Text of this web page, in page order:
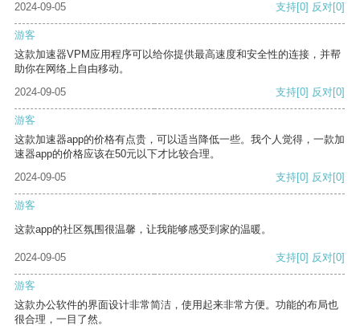
2024-09-05
支持[0] 反对[0]
游客
这款加速器VPM应用程序可以给你提供最高速度和安全性的连接，并帮
助你在网络上自由移动。
2024-09-05
支持[0] 反对[0]
游客
这款加速器app的价格有点贵，可以适当降低一些。我个人觉得，一款加
速器app的价格应该在50元以下才比较合理。
2024-09-05
支持[0] 反对[0]
游客
这款app的社区氛围很温馨，让我能够感受到家的温暖。
2024-09-05 支持[0] 反对[0]
游客
这款办公软件的界面设计非常简洁，使用起来非常方便。功能的布局也
很合理，一目了然。